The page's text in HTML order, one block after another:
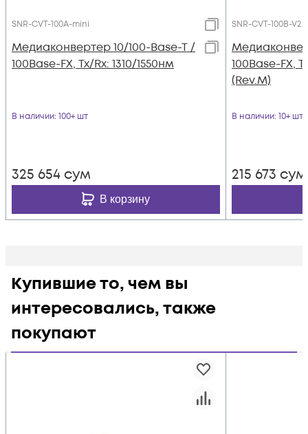
SNR-CVT-100A-mini
Медиаконвертер 10/100-Base-T /
100Base-FX, Tx/Rx: 1310/1550нм
В наличии: 100+ шт
325 654 сум
В корзину
SNR-CVT-100B-V2
100Base-FX,
(Rev.M)
В наличии: 10+ шт
215 673 сум
Купившие то, чем вы
интересовались, также
покупают